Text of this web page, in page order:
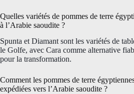
Quelles variétés de pommes de terre
à l’Arabie saoudite ?
Spunta et Diamant sont les variétés de
le Golfe, avec Cara comme alternative
pour la transformation.
Comment les pommes de terre
expédiées vers l’Arabie saoudite ?